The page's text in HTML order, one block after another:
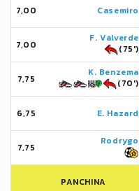
7,00 Casemiro
7,00
F. Valverde
(75')
7,75
K. Benzema
(70')
6,75 E. Hazard
7,75
Rodrygo
PANCHINA